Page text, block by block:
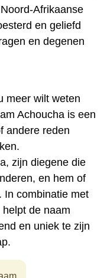
Afrikaanse
en geliefd
en degenen
meer wilt weten
Achoucha is een
andere reden
zijn diegene die
en hem of
In combinatie met
de naam
en uniek te zijn